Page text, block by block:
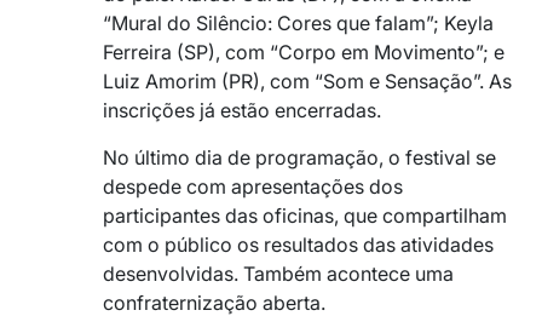
“Mural do Silêncio: Cores que falam”; Keyla
Ferreira (SP), com “Corpo em Movimento”; e
Luiz Amorim (PR), com “Som e Sensação”. As
inscrições já estão encerradas.
No último dia de programação, o festival se
despede com apresentações dos
participantes das oficinas, que compartilham
com o público os resultados das atividades
desenvolvidas. Também acontece uma
confraternização aberta.